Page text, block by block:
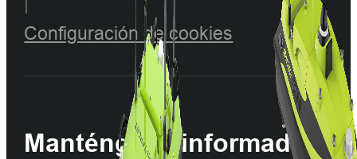
Configuración de cookies
Manténgase informado